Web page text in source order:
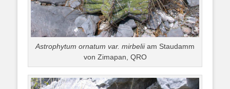
Astrophytum ornatum var. mirbeliiam Staudamm
von Zimapan, QRO